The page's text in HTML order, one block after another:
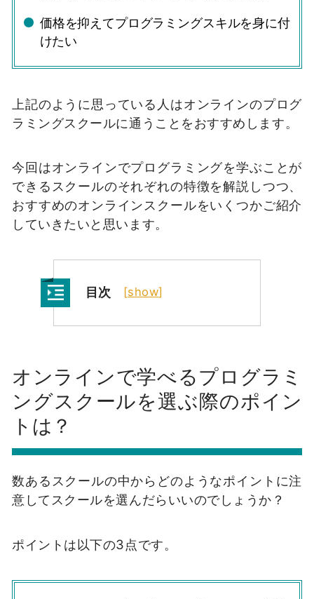
価格を抑えてプログラミングスキルを身に付
けたい
上記のように思っている人はオンラインのプログ
ラミングスクールに通うことをおすすめします。
今回はオンラインでプログラミングを学ぶことが
できるスクールのそれぞれの特徴を解説しつつ、
おすすめのオンラインスクールをいくつかご紹介
していきたいと思います。
目次 [show]
オンラインで学べるプログラミ
ングスクールを選ぶ際のポイン
トは？
数あるスクールの中からどのようなポイントに注
意してスクールを選んだらいいのでしょうか？
ポイントは以下の3点です。